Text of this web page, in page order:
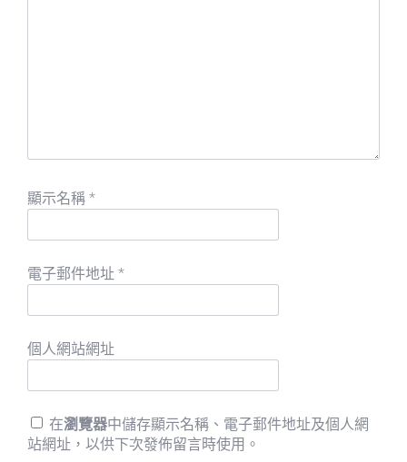
顯示名稱 *
電子郵件地址 *
個人網站網址
在瀏覽器中儲存顯示名稱、電子郵件地址及個人網
站網址，以供下次發佈留言時使用。